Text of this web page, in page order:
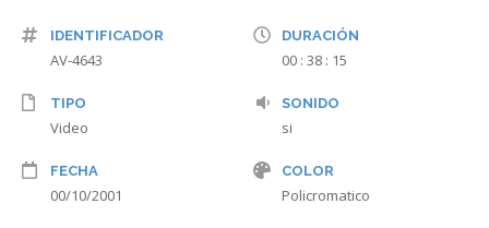
IDENTIFICADOR
AV-4643
TIPO
Video
FECHA
00/10/2001
DURACIÓN
00 : 38 : 15
SONIDO
si
COLOR
Policromatico